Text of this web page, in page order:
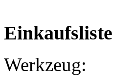
Einkaufsliste
Werkzeug: